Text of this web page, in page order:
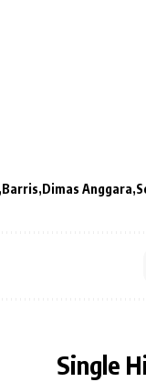
Barris Dimas Anggara
Single